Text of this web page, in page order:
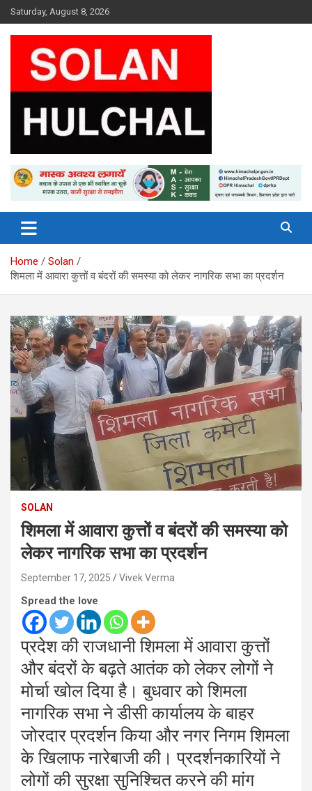
Skip
to
content
Saturday, August 8, 2026
Solan Hulchal
Home
Solan
शिमला में आवारा कुत्तों व बंदरों की समस्या को लेकर नागरिक सभा का प्रदर्शन
SOLAN
शिमला में आवारा कुत्तों व बंदरों की समस्या को
लेकर नागरिक सभा का प्रदर्शन
September 17, 2025 Vivek Verma
Spread the love
प्रदेश की राजधानी शिमला में आवारा कुत्तों
और बंदरों के बढ़ते आतंक को लेकर लोगों ने
मोर्चा खोल दिया है। बुधवार को शिमला
नागरिक सभा ने डीसी कार्यालय के बाहर
जोरदार प्रदर्शन किया और नगर निगम शिमला
के खिलाफ नारेबाजी की। प्रदर्शनकारियों ने
लोगों की सुरक्षा सुनिश्चित करने की मांग